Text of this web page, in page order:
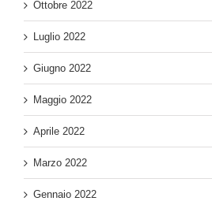
Ottobre 2022
Luglio 2022
Giugno 2022
Maggio 2022
Aprile 2022
Marzo 2022
Gennaio 2022